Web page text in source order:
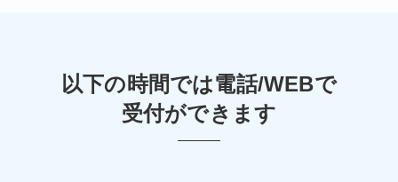
以下の時間では電話/WEBで
受付ができます